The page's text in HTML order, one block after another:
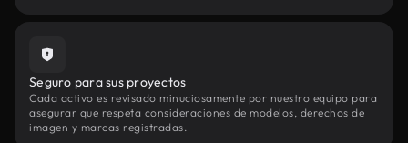
Seguro para sus proyectos
Cada activo es revisado minuciosamente por nuestro equipo para
asegurar que respeta consideraciones de modelos, derechos de
imagen y marcas registradas.